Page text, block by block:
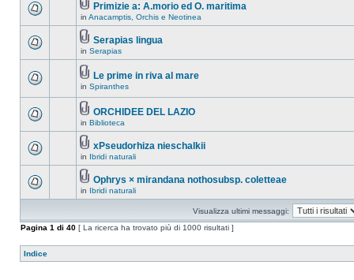
Primizie a: A.morio ed O. maritima
in Anacamptis, Orchis e Neotinea
Serapias lingua
in Serapias
Le prime in riva al mare
in Spiranthes
ORCHIDEE DEL LAZIO
in Biblioteca
xPseudorhiza nieschalkii
in Ibridi naturali
Ophrys × mirandana nothosubsp. coletteae
in Ibridi naturali
Visualizza ultimi messaggi:
Pagina 1 di 40 [ La ricerca ha trovato più di 1000 risultati ]
Indice